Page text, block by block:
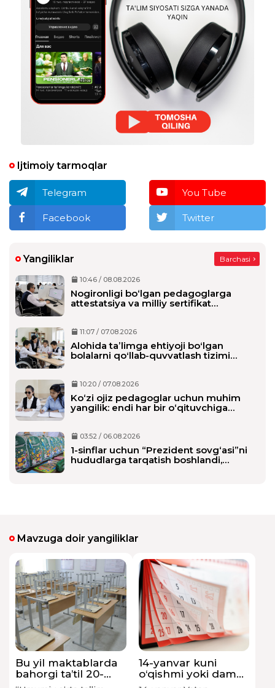
Ijtimoiy tarmoqlar
Telegram You Tube
Facebook Twitter
Yangiliklar Barchasi
10:46 / 08.08.2026
Nogironligi bo‘lgan pedagoglarga
attestatsiya va milliy sertifikat
11:07 / 07.08.2026
Alohida taʼlimga ehtiyoji boʻlgan
bolalarni qoʻllab-quvvatlash tizimi
10:20 / 07.08.2026
Ko‘zi ojiz pedagoglar uchun muhim
yangilik: endi har bir o‘qituvchiga
03:52 / 06.08.2026
1-sinflar uchun “Prezident sovg‘asi”ni
hududlarga tarqatish boshlandi,
Mavzuga doir yangiliklar
Bu yil maktablarda
bahorgi ta’til 20-
martdan
14-yanvar kuni
o‘qishmi yoki dam
olish kunimi?